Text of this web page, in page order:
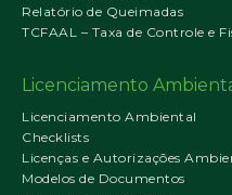
Relatório de Queimadas
TCFAAL – Taxa de Controle e
Licenciamento
Licenciamento Ambiental
Checklists
Licenças e Autorizações
Modelos de Documentos